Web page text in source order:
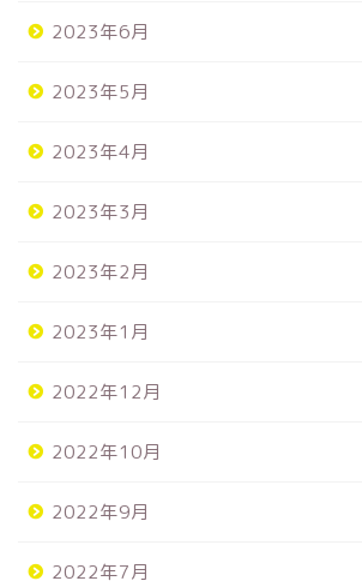
2023年6月
2023年5月
2023年4月
2023年3月
2023年2月
2023年1月
2022年12月
2022年10月
2022年9月
2022年7月